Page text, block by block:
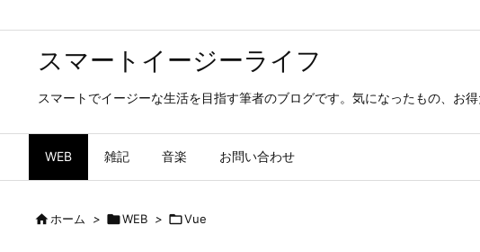
スマートイージーライフ
スマートでイージーな生活を目指す筆者のブログです。気になったもの、お
WEB 雑記 音楽 お問い合わせ
ホーム > WEB > Vue